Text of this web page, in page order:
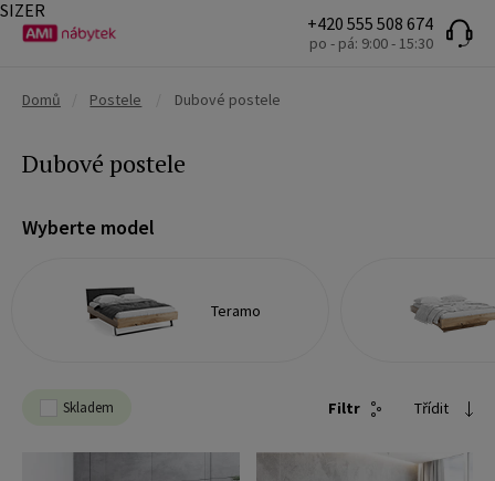
+420 555 508 674
po - pá: 9:00 - 15:30
Domů Postele Dubové postele
Dubové postele
Wyberte model
Teramo
Skladem Filtr Třídit
SIZER